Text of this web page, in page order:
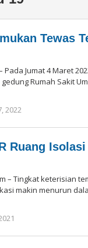
Tewas
– Pada Jumat 4
Rumah Sakit
2022
Ruang
– Tingkat
makin menurun